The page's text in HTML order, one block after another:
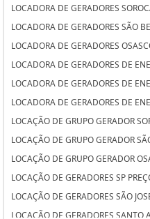
LOCADORA DE GERADORES
LOCADORA DE GERADORES SÃO
LOCADORA DE GERADORES
LOCADORA DE GERADORES DE
LOCADORA DE GERADORES DE
LOCADORA DE GERADORES DE
LOCAÇÃO DE GRUPO GERADOR
LOCAÇÃO DE GRUPO GERADOR
LOCAÇÃO DE GRUPO GERADOR
LOCAÇÃO DE GERADORES SP
LOCAÇÃO DE GERADORES SÃO
LOCAÇÃO DE GERADORES SANTO